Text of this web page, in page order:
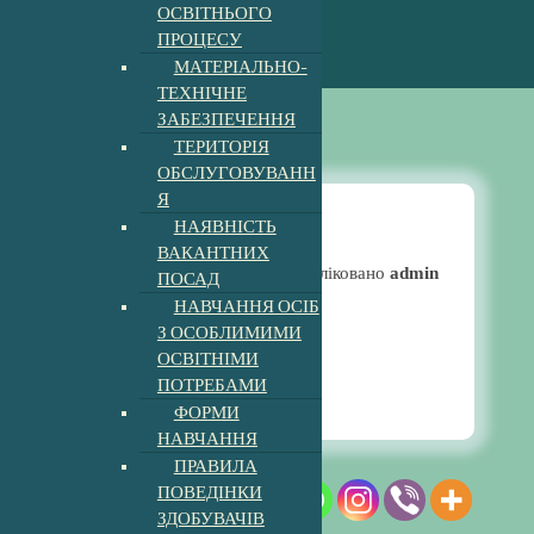
Новини Опубліковано admin
Профорієнтація
9:30 am 13, Лют, 2023
ОСВІТНЬОГО
ПРОЦЕСУ
МАТЕРІАЛЬНО-
ТЕХНІЧНЕ
ЗАБЕЗПЕЧЕННЯ
ТЕРИТОРІЯ
ОБСЛУГОВУВАНН
Я
НАЯВНІСТЬ
ВАКАНТНИХ
ПОСАД
НАВЧАННЯ ОСІБ
З ОСОБЛИМИМИ
ОСВІТНІМИ
ПОТРЕБАМИ
ФОРМИ
НАВЧАННЯ
ПРАВИЛА
ПОВЕДІНКИ
ЗДОБУВАЧІВ